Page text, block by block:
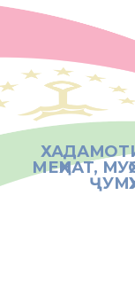
МЕҲНАТ,